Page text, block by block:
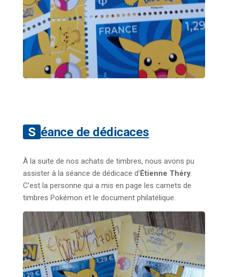
Séance de dédicaces
À la suite de nos achats de timbres, nous avons pu
assister à la séance de dédicace d’Étienne Théry.
C’est la personne qui a mis en page les carnets de
timbres Pokémon et le document philatélique.